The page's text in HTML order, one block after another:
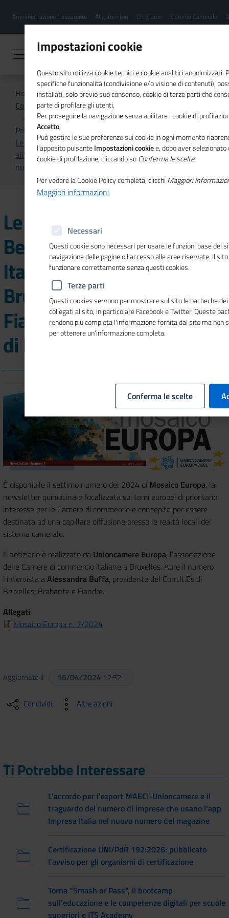
contenuto
Menu
hamburgher
Amministrazione trasparente Albo fornitori Chi Siamo Sistema Camerale
Home
Comunicazione istituzionale per il sistema camerale
Primo Piano
Le attività del Com.It.Es. Belgio, il Comitato degli Italiani
all'Estero di Bruxelles, Brabante e Fiandre, nel nuovo
numero di Mosaico Europa
Le attività del Com.It.Es.
Belgio, il Comitato degli
Italiani all'Estero di
Bruxelles, Brabante e
Fiandre, nel nuovo numero
di Mosaico Europa
È disponibile il settimo numero del 2024 di Mosaico Europa, la
newsletter quindicinale focalizzata sui temi europei di prioritario
interesse per le Camere di commercio e concepita per essere
destinata ad una capillare diffusione presso le realtà locali del
sistema camerale.
Il notiziario è realizzato da Unioncamere Europa, l’associazione
delle Camere di commercio italiane a Bruxelles. Apre il numero
l'intervista aAlessandra Buffa, presidente del Com.It.Es di
Bruxelles, Brabante e Fiandre.
Allegati
Mosaico Europa n. 7/2024
Aggiornato il 16/04/2024 12:52
Condividi Altre azioni
Ti Potrebbe Interessare
L'accordo per l'export MAECI-Unioncamere e il
traguardo del numero di imprese che usano l'app
Impresa Italia nel nuovo numero del magazine
Certificazione UNI/PdR 192:2026: pubblicato
l'avviso per gli organismi di certificazione
Torna “Smash or Pass”, il bootcamp
sull’educazione e le competenze digitali per scuole
superiori e ITS Academy
Impostazioni cookie
Questo sito utilizza cookie tecnici e cookie analitici anonimizzati.
specifiche funzionalità (condivisione e/o visione di contenuti),
installati, solo previo suo consenso, cookie di terze parti che
parte di profilare gli utenti.
Per proseguire la navigazione senza abilitare i cookie di
Accetto.
Può gestire le sue preferenze sui cookie in ogni momento
l'apposito pulsanteImpostazioni cookiee, dopo aver
cookie di profilazione, cliccando suConferma le scelte.
Per vedere la Cookie Policy completa, clicchi Maggiori
Maggiori informazioni
Necessari
Questi cookie sono necessari per usare le funzioni base del
navigazione delle pagine o l'accesso alle aree riservate. Il
funzionare correttamente senza questi cookies.
Terze parti
Questi cookies servono per mostrare sul sito le bacheche
collegati al sito, in particolare Facebook e Twitter. Queste
rendono più completa l'informazione fornita dal sito ma non
per ottenere un'informazione completa.
Conferma le scelte